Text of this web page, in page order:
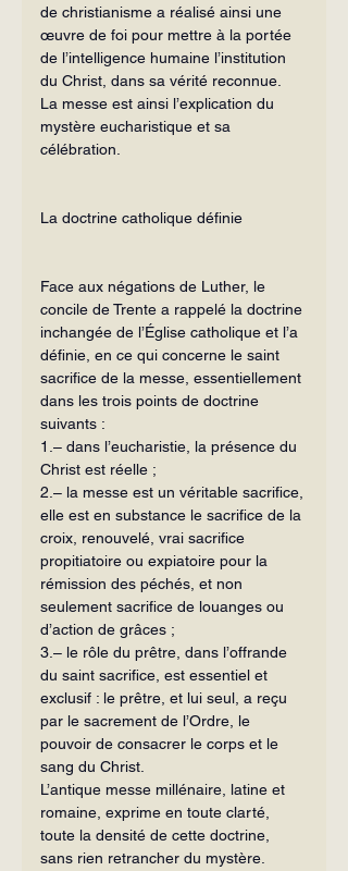
de christianisme a réalisé ainsi une
œuvre de foi pour mettre à la portée
de l’intelligence humaine l’institution
du Christ, dans sa vérité reconnue.
La messe est ainsi l’explication du
mystère eucharistique et sa
célébration.
La doctrine catholique définie
Face aux négations de Luther, le
concile de Trente a rappelé la doctrine
inchangée de l’Église catholique et l’a
définie, en ce qui concerne le saint
sacrifice de la messe, essentiellement
dans les trois points de doctrine
suivants :
1.– dans l’eucharistie, la présence du
Christ est réelle ;
2.– la messe est un véritable sacrifice,
elle est en substance le sacrifice de la
croix, renouvelé, vrai sacrifice
propitiatoire ou expiatoire pour la
rémission des péchés, et non
seulement sacrifice de louanges ou
d’action de grâces ;
3.– le rôle du prêtre, dans l’offrande
du saint sacrifice, est essentiel et
exclusif : le prêtre, et lui seul, a reçu
par le sacrement de l’Ordre, le
pouvoir de consacrer le corps et le
sang du Christ.
L’antique messe millénaire, latine et
romaine, exprime en toute clarté,
toute la densité de cette doctrine,
sans rien retrancher du mystère.